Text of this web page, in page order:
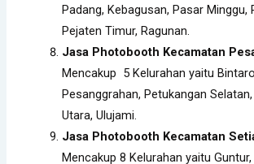
Padang, Kebagusan, Pasar Minggu,
Pejaten Timur, Ragunan.
Jasa Photobooth Kecamatan
Mencakup 5 Kelurahan yaitu
Pesanggrahan, Petukangan
Utara, Ulujami.
Jasa Photobooth Kecamatan
Mencakup 8 Kelurahan yaitu